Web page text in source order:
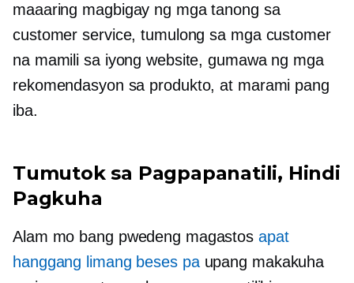
maaaring magbigay ng mga tanong sa
customer service, tumulong sa mga customer
na mamili sa iyong website, gumawa ng mga
rekomendasyon sa produkto, at marami pang
iba.
Tumutok sa Pagpapanatili, Hindi
Pagkuha
Alam mo bang pwedeng magastos apat
hanggang limang beses paupang makakuha